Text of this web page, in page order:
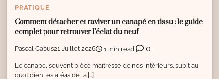
PRATIQUE
Comment détacher et raviver un canapé en tissu : le guide
complet pour retrouver l’éclat du neuf
Pascal Cabus21 Juillet 2026 1 min read 0
Le canapé, souvent pièce maîtresse de nos intérieurs, subit au
quotidien les aléas de la […]